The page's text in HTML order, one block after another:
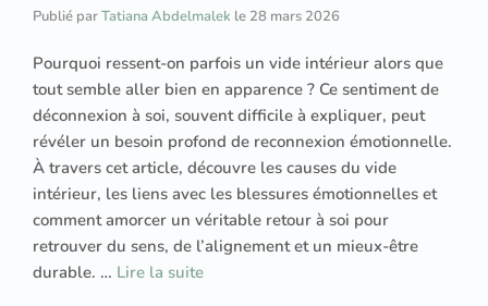
Publié parTatiana Abdelmalek le 28 mars 2026
Pourquoi ressent-on parfois un vide intérieur alors que
tout semble aller bien en apparence ? Ce sentiment de
déconnexion à soi, souvent difficile à expliquer, peut
révéler un besoin profond de reconnexion émotionnelle.
À travers cet article, découvre les causes du vide
intérieur, les liens avec les blessures émotionnelles et
comment amorcer un véritable retour à soi pour
retrouver du sens, de l’alignement et un mieux-être
durable. … Lire la suite